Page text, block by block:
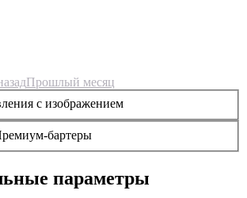
Прошлый месяц
с изображением
бартеры
параметры